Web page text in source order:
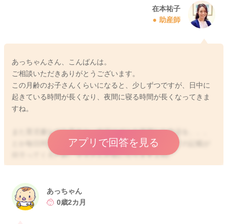
在本祐子
助産師
あっちゃんさん、こんばんは。
ご相談いただきありがとうございます。
この月齢のお子さんくらいになると、少しずつですが、日中に
起きている時間が長くなり、夜間に寝る時間が長くなってきま
すね。
また育児書などを見ると、生活リズムを意識した生活を、、、
とか毎日同じ時間にスケジュールを立てましょうなどの記載が
目立ってくるため、ママさんが気になりますよね。
身体のリズムが規則化すると言われていますのでお勧めです。
アプリで回答を見る
あっちゃん
0歳2カ月